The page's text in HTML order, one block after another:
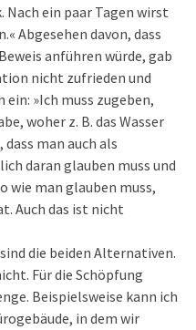
Nach ein paar Tagen wirst
Abgesehen davon, dass
anführen würde, gab
nicht zufrieden und
»Ich muss zugeben,
woher z. B. das Wasser
man auch als
daran glauben muss und
wie man glauben muss,
Auch das ist nicht
die beiden Alternativen.
Für die Schöpfung
Beispielsweise kann ich
in dem wir